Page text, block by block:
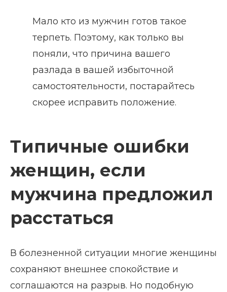
Мало кто из мужчин готов такое
терпеть. Поэтому, как только вы
поняли, что причина вашего
разлада в вашей избыточной
самостоятельности, постарайтесь
скорее исправить положение.
Типичные ошибки
женщин, если
мужчина предложил
расстаться
В болезненной ситуации многие женщины
сохраняют внешнее спокойствие и
соглашаются на разрыв. Но подобную